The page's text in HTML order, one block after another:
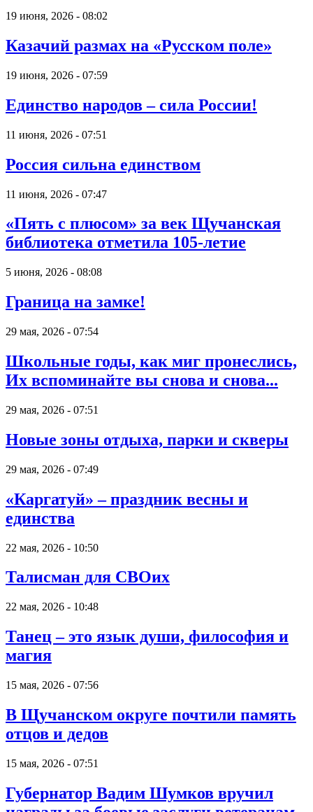
19 июня, 2026 - 08:02
Казачий размах на «Русском поле»
19 июня, 2026 - 07:59
Единство народов – сила России!
11 июня, 2026 - 07:51
Россия сильна единством
11 июня, 2026 - 07:47
«Пять с плюсом» за век Щучанская
библиотека отметила 105-летие
5 июня, 2026 - 08:08
Граница на замке!
29 мая, 2026 - 07:54
Школьные годы, как миг пронеслись,
Их вспоминайте вы снова и снова...
29 мая, 2026 - 07:51
Новые зоны отдыха, парки и скверы
29 мая, 2026 - 07:49
«Каргатуй» – праздник весны и
единства
22 мая, 2026 - 10:50
Талисман для СВОих
22 мая, 2026 - 10:48
Танец – это язык души, философия и
магия
15 мая, 2026 - 07:56
В Щучанском округе почтили память
отцов и дедов
15 мая, 2026 - 07:51
Губернатор Вадим Шумков вручил